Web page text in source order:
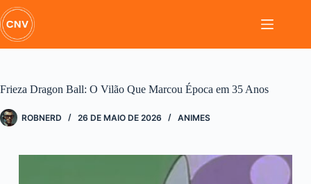
Pular
para
o
conteúdo
Frieza Dragon Ball: O Vilão Que Marcou Época em 35 Anos
ROBNERD 26 DE MAIO DE 2026 ANIMES